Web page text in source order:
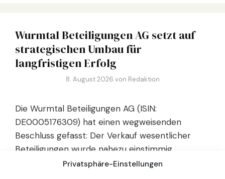
Privatsphäre-Einstellungen
Wurmtal Beteiligungen AG setzt auf
strategischen Umbau für
langfristigen Erfolg
8. August 2026 von Redaktion
Die Wurmtal Beteiligungen AG (ISIN:
DE0005176309) hat einen wegweisenden
Beschluss gefasst: Der Verkauf wesentlicher
Beteiligungen wurde nahezu einstimmig
beschlossen. Diese Entscheidung könnte der AG